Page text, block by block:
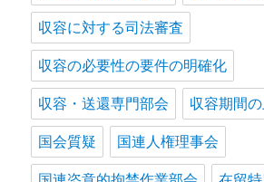
収容に対する司法審査
収容の必要性の要件の明確化
収容・送還専門部会 収容期間
国会質疑 国連人権理事会